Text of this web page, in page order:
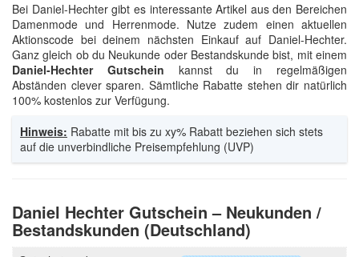
Bei Daniel-Hechter gibt es interessante Artikel aus den Bereichen
Damenmode und Herrenmode. Nutze zudem einen aktuellen
Aktionscode bei deinem nächsten Einkauf auf Daniel-Hechter.
Ganz gleich ob du Neukunde oder Bestandskunde bist, mit einem
Daniel-Hechter Gutschein kannst du in regelmäßigen
Abständen clever sparen. Sämtliche Rabatte stehen dir natürlich
100% kostenlos zur Verfügung.
Hinweis: Rabatte mit bis zu xy% Rabatt beziehen sich stets
auf die unverbindliche Preisempfehlung (UVP)
Daniel Hechter Gutschein – Neukunden /
Bestandskunden (Deutschland)